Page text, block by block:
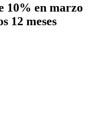
10% en marzo
12 meses